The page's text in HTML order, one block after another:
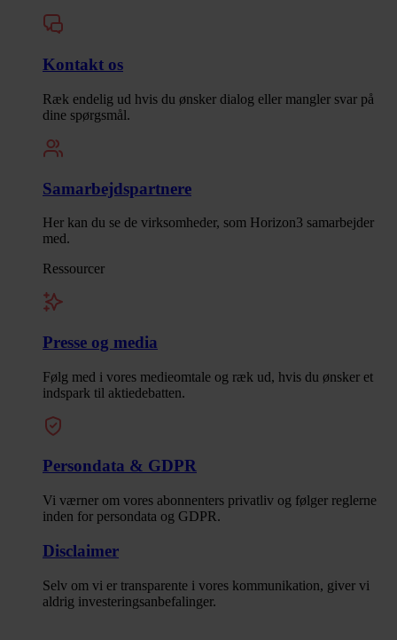
Kontakt os
Ræk endelig ud hvis du ønsker dialog eller mangler svar på
dine spørgsmål.
Samarbejdspartnere
Her kan du se de virksomheder, som Horizon3 samarbejder
med.
Ressourcer
Presse og media
Følg med i vores medieomtale og ræk ud, hvis du ønsker et
indspark til aktiedebatten.
Persondata & GDPR
Vi værner om vores abonnenters privatliv og følger reglerne
inden for persondata og GDPR.
Disclaimer
Selv om vi er transparente i vores kommunikation, giver vi
aldrig investeringsanbefalinger.